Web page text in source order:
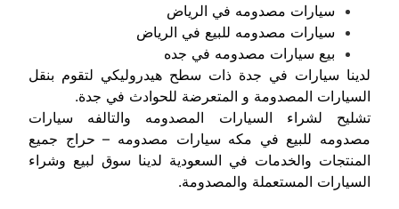
سيارات مصدومه في الرياض
سيارات مصدومه للبيع في الرياض
بيع سيارات مصدومه في جده
لدينا سيارات في جدة ذات سطح هيدروليكي لتقوم بنقل
السيارات المصدومة و المتعرضة للحوادث في جدة.
تشليح لشراء السيارات المصدومه والتالفه سيارات
مصدومه للبيع في مكه سيارات مصدومه – حراج جميع
المنتجات والخدمات في السعودية لدينا سوق لبيع وشراء
السيارات المستعملة والمصدومة.